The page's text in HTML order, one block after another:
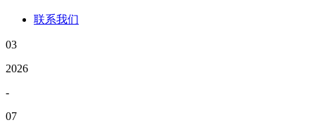
联系我们
03
2026
-
07